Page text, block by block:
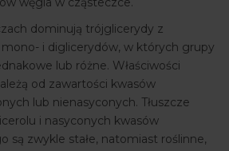
dominują trójglicerydy z
i diglicerydów, w których grupy
lub różne. Właściwości
od zawartości kwasów
lub nienasyconych. Tłuszcze
i nasyconych kwasów
są zwykle stałe, natomiast roślinne,